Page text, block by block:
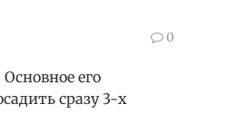
0
его
сразу 3-х